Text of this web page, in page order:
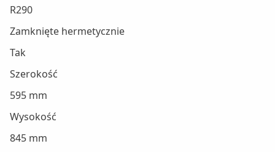
R290
Zamknięte hermetycznie
Tak
Szerokość
595 mm
Wysokość
845 mm